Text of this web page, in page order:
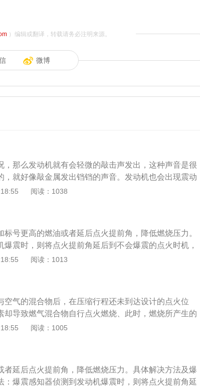
）编辑或翻译，转载请务必注明来源。
微博
，那么发动机就有会轻微的敲击声发出，这种声音是很
，就好像敲金属发出铛铛的声音。发动机也会出现震动
会出现发动机温度过高的提醒，排放尾气时会带有黑
近的杂质吹干净，把全部火花塞拆卸下来，使用气缸压
孔内。把节气门全部开启，利用起动机带动曲轴转动几
大压力就可以停止转动。记录读数，可以多次测试取
缸体振动频率。4缸发动机的正常振动频率为100赫
频率为150赫兹，如果检测到发动机缸体振动频率不正
不会很准确。汽车爆震的原因以及解决方法：1、发动
压，并且在积碳的表面上产生比较高的温度使得爆震。
碳即可；2、发动机温度过高导致，有可能是在较热的
理；3、点火角提前了，使得活塞还在压缩过程中，有
使用了抗爆震性低的汽油，就会容易出现爆震的情
号、质量好的汽油，如果车主使用的是92汽油，可以考
不会那么容易出现爆震现象；5、燃料空气混合比不够
阅读：1038
标号更高的燃油或者延后点火提前角，降低燃烧压力。
爆震时，则将点火提前角延后到不会爆震的点火时机，
慢地将点火提前恢复。通常，较新车型都装备有爆震传
度有限，并且也只能在发动机合理工作范围之内进行调
法：1、使用符合发动机压缩比的燃油：发动机压缩比
标号的最重要的参数，一般情况下，对应不同的发动机
的汽油标号，可以有效防止发动机爆震，提高燃油经济
的使用寿命；2、避免拖挡行驶：高档低速行驶方式
生；3、定期到4S店保养，清洗油路和喷油嘴。定期到4
嘴、清洗发动机积炭、更换发动机润滑油也是保持发
；4、避免高温：定期检查冷却液水位，定期检查和更
阅读：1013
空气的混合物后，在压缩行程还未到达设计的点火位
却导致燃气混合物自行点火燃烧、此时，燃烧所产生的
方向相反、引起发动机震动，这种现象称为爆震。爆震
性变差、排放恶化（车内车外都能闻到严重的怪味、有
于200多辆车正常状态时所产生的污染、严重影响驾驶
），最为严重的时候会引起敲缸、发动机熄火以及发动
带来巨大的经济损失。汽车发动机爆震怎么办：自制专
阅读：1005
者延后点火提前角，降低燃烧压力。具体解决方法及爆
：爆震感知器侦测到发动机爆震时，则将点火提前角延